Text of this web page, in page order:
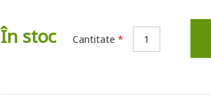
În stoc Cantitate *